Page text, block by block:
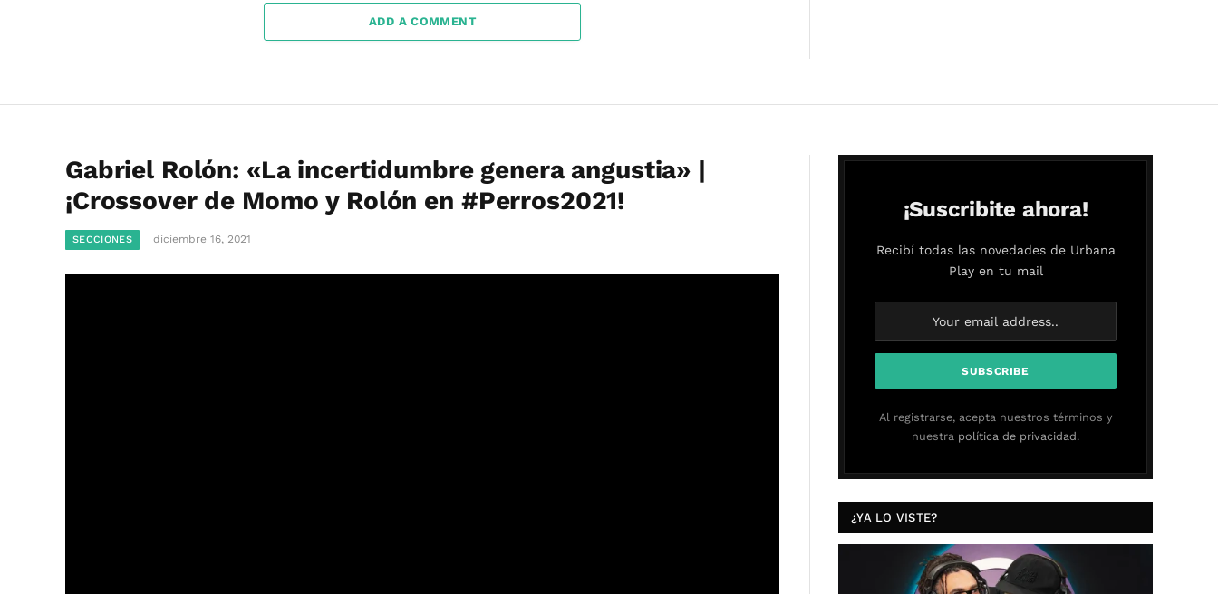
ADD A COMMENT
Gabriel Rolón: «La incertidumbre genera angustia» |
¡Crossover de Momo y Rolón en #Perros2021!
SECCIONES diciembre 16, 2021
¡Suscribite ahora!
Recibí todas las novedades de Urbana
Play en tu mail
Al registrarse, acepta nuestros términos y
nuestra política de privacidad.
¿YA LO VISTE?